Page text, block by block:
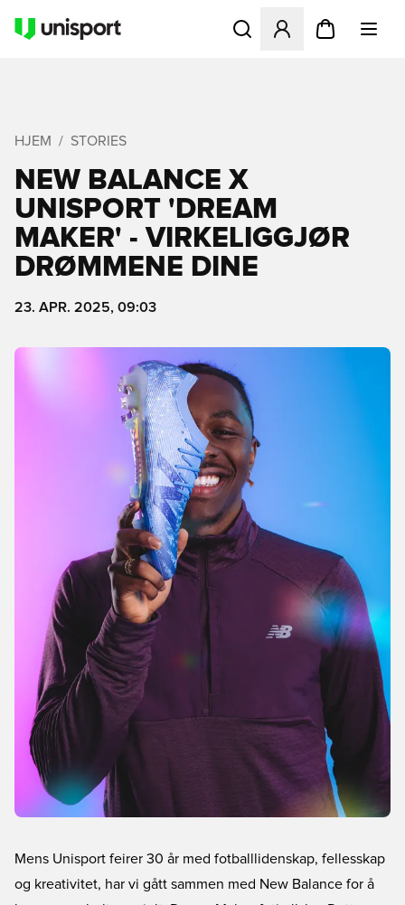
Åpner en Modal for å
HJEM STORIES
NEW BALANCE X
UNISPORT 'DREAM
MAKER' - VIRKELIGGJØR
DRØMMENE DINE
23. APR. 2025, 09:03
Mens Unisport feirer 30 år med fotballlidenskap, fellesskap
og kreativitet, har vi gått sammen med New Balance for å